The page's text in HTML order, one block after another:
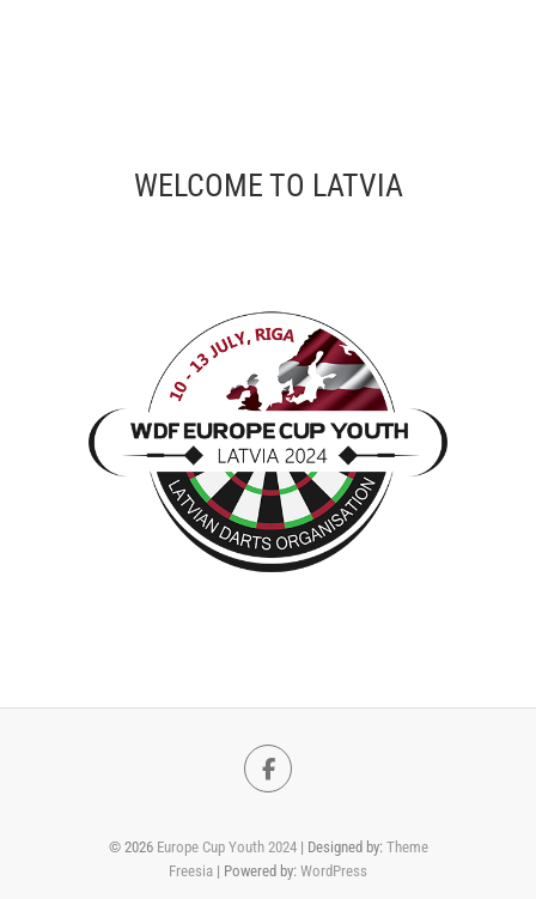
WELCOME TO LATVIA
Facebook
© 2026 Europe Cup Youth 2024| Designed by: Theme
Freesia | Powered by: WordPress